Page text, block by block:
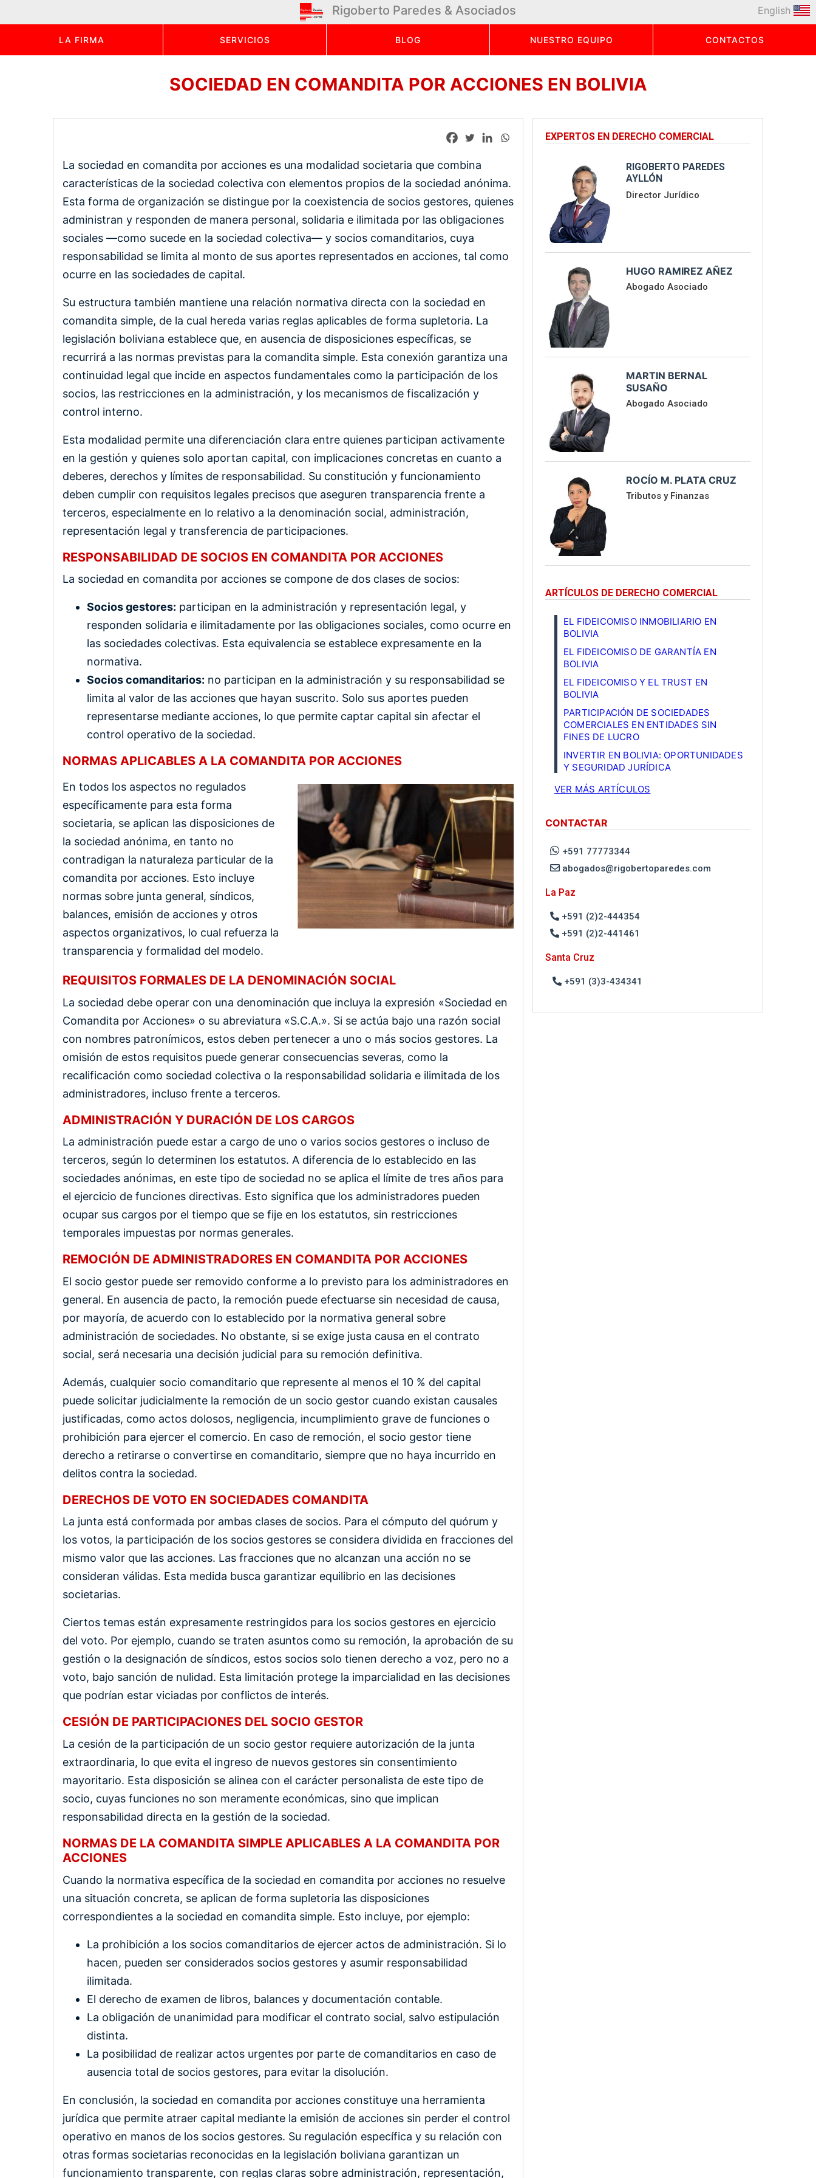
Rigoberto Paredes & Asociados
LA FIRMA SERVICIOS BLOG NUESTRO EQUIPO CONTACTOS
English
SOCIEDAD EN COMANDITA POR ACCIONES EN BOLIVIA
La sociedad en comandita por acciones es una modalidad societaria que combina
características de la sociedad colectiva con elementos propios de la sociedad anónima.
Esta forma de organización se distingue por la coexistencia de socios gestores, quienes
administran y responden de manera personal, solidaria e ilimitada por las obligaciones
sociales —como sucede en la sociedad colectiva— y socios comanditarios, cuya
responsabilidad se limita al monto de sus aportes representados en acciones, tal como
ocurre en las sociedades de capital.
Su estructura también mantiene una relación normativa directa con la sociedad en
comandita simple, de la cual hereda varias reglas aplicables de forma supletoria. La
legislación boliviana establece que, en ausencia de disposiciones específicas, se
recurrirá a las normas previstas para la comandita simple. Esta conexión garantiza una
continuidad legal que incide en aspectos fundamentales como la participación de los
socios, las restricciones en la administración, y los mecanismos de fiscalización y
control interno.
Esta modalidad permite una diferenciación clara entre quienes participan activamente
en la gestión y quienes solo aportan capital, con implicaciones concretas en cuanto a
deberes, derechos y límites de responsabilidad. Su constitución y funcionamiento
deben cumplir con requisitos legales precisos que aseguren transparencia frente a
terceros, especialmente en lo relativo a la denominación social, administración,
representación legal y transferencia de participaciones.
RESPONSABILIDAD DE SOCIOS EN COMANDITA POR ACCIONES
La sociedad en comandita por acciones se compone de dos clases de socios:
Socios gestores: participan en la administración y representación legal, y
responden solidaria e ilimitadamente por las obligaciones sociales, como ocurre en
las sociedades colectivas. Esta equivalencia se establece expresamente en la
normativa.
Socios comanditarios: no participan en la administración y su responsabilidad se
limita al valor de las acciones que hayan suscrito. Solo sus aportes pueden
representarse mediante acciones, lo que permite captar capital sin afectar el
control operativo de la sociedad.
NORMAS APLICABLES A LA COMANDITA POR ACCIONES
En todos los aspectos no regulados
específicamente para esta forma
societaria, se aplican las disposiciones de
la sociedad anónima, en tanto no
contradigan la naturaleza particular de la
comandita por acciones. Esto incluye
normas sobre junta general, síndicos,
balances, emisión de acciones y otros
aspectos organizativos, lo cual refuerza la
transparencia y formalidad del modelo.
REQUISITOS FORMALES DE LA DENOMINACIÓN SOCIAL
La sociedad debe operar con una denominación que incluya la expresión «Sociedad en
Comandita por Acciones» o su abreviatura «S.C.A.». Si se actúa bajo una razón social
con nombres patronímicos, estos deben pertenecer a uno o más socios gestores. La
omisión de estos requisitos puede generar consecuencias severas, como la
recalificación como sociedad colectiva o la responsabilidad solidaria e ilimitada de los
administradores, incluso frente a terceros.
ADMINISTRACIÓN Y DURACIÓN DE LOS CARGOS
La administración puede estar a cargo de uno o varios socios gestores o incluso de
terceros, según lo determinen los estatutos. A diferencia de lo establecido en las
sociedades anónimas, en este tipo de sociedad no se aplica el límite de tres años para
el ejercicio de funciones directivas. Esto significa que los administradores pueden
ocupar sus cargos por el tiempo que se fije en los estatutos, sin restricciones
temporales impuestas por normas generales.
REMOCIÓN DE ADMINISTRADORES EN COMANDITA POR ACCIONES
El socio gestor puede ser removido conforme a lo previsto para los administradores en
general. En ausencia de pacto, la remoción puede efectuarse sin necesidad de causa,
por mayoría, de acuerdo con lo establecido por la normativa general sobre
administración de sociedades. No obstante, si se exige justa causa en el contrato
social, será necesaria una decisión judicial para su remoción definitiva.
Además, cualquier socio comanditario que represente al menos el 10 % del capital
puede solicitar judicialmente la remoción de un socio gestor cuando existan causales
justificadas, como actos dolosos, negligencia, incumplimiento grave de funciones o
prohibición para ejercer el comercio. En caso de remoción, el socio gestor tiene
derecho a retirarse o convertirse en comanditario, siempre que no haya incurrido en
delitos contra la sociedad.
DERECHOS DE VOTO EN SOCIEDADES COMANDITA
La junta está conformada por ambas clases de socios. Para el cómputo del quórum y
los votos, la participación de los socios gestores se considera dividida en fracciones del
mismo valor que las acciones. Las fracciones que no alcanzan una acción no se
consideran válidas. Esta medida busca garantizar equilibrio en las decisiones
societarias.
Ciertos temas están expresamente restringidos para los socios gestores en ejercicio
del voto. Por ejemplo, cuando se traten asuntos como su remoción, la aprobación de su
gestión o la designación de síndicos, estos socios solo tienen derecho a voz, pero no a
voto, bajo sanción de nulidad. Esta limitación protege la imparcialidad en las decisiones
que podrían estar viciadas por conflictos de interés.
CESIÓN DE PARTICIPACIONES DEL SOCIO GESTOR
La cesión de la participación de un socio gestor requiere autorización de la junta
extraordinaria, lo que evita el ingreso de nuevos gestores sin consentimiento
mayoritario. Esta disposición se alinea con el carácter personalista de este tipo de
socio, cuyas funciones no son meramente económicas, sino que implican
responsabilidad directa en la gestión de la sociedad.
NORMAS DE LA COMANDITA SIMPLE APLICABLES A LA COMANDITA POR
ACCIONES
Cuando la normativa específica de la sociedad en comandita por acciones no resuelve
una situación concreta, se aplican de forma supletoria las disposiciones
correspondientes a la sociedad en comandita simple. Esto incluye, por ejemplo:
La prohibición a los socios comanditarios de ejercer actos de administración. Si lo
hacen, pueden ser considerados socios gestores y asumir responsabilidad
ilimitada.
El derecho de examen de libros, balances y documentación contable.
La obligación de unanimidad para modificar el contrato social, salvo estipulación
distinta.
La posibilidad de realizar actos urgentes por parte de comanditarios en caso de
ausencia total de socios gestores, para evitar la disolución.
En conclusión, la sociedad en comandita por acciones constituye una herramienta
jurídica que permite atraer capital mediante la emisión de acciones sin perder el control
operativo en manos de los socios gestores. Su regulación específica y su relación con
otras formas societarias reconocidas en la legislación boliviana garantizan un
funcionamiento transparente, con reglas claras sobre administración, representación,
EXPERTOS EN DERECHO COMERCIAL
RIGOBERTO PAREDES
AYLLÓN
Director Jurídico
HUGO RAMIREZ AÑEZ
Abogado Asociado
MARTIN BERNAL
SUSAÑO
Abogado Asociado
ROCÍO M. PLATA CRUZ
Tributos y Finanzas
ARTÍCULOS DE DERECHO COMERCIAL
EL FIDEICOMISO INMOBILIARIO EN
BOLIVIA
EL FIDEICOMISO DE GARANTÍA EN
BOLIVIA
EL FIDEICOMISO Y EL TRUST EN
BOLIVIA
PARTICIPACIÓN DE SOCIEDADES
COMERCIALES EN ENTIDADES SIN
FINES DE LUCRO
INVERTIR EN BOLIVIA: OPORTUNIDADES
Y SEGURIDAD JURÍDICA
VER MÁS ARTÍCULOS
CONTACTAR
+591 77773344
abogados@rigobertoparedes.com
La Paz
+591 (2)2-444354
+591 (2)2-441461
Santa Cruz
+591 (3)3-434341